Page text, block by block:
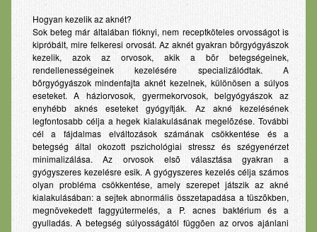
Hogyan kezelik az aknét?
Sok beteg már általában fióknyi, nem receptköteles orvosságot is
kipróbált, mire felkeresi orvosát. Az aknét gyakran bõrgyógyászok
kezelik, azok az orvosok, akik a bõr betegségeinek,
rendellenességeinek kezelésére specializálódtak. A
bõrgyógyászok mindenfajta aknét kezelnek, különösen a súlyos
eseteket. A háziorvosok, gyermekorvosok, belgyógyászok az
enyhébb aknés eseteket gyógyítják. Az akné kezelésének
legfontosabb célja a hegek kialakulásának megelõzése. További
cél a fájdalmas elváltozások számának csökkentése és a
betegség által okozott pszichológiai stressz és szégyenérzet
minimalizálása. Az orvosok elsõ választása gyakran a
gyógyszeres kezelésre esik. A gyógyszeres kezelés célja számos
olyan probléma csökkentése, amely szerepet játszik az akné
kialakulásában: a sejtek abnormális összetapadása a tüszõkben,
megnövekedett faggyútermelés, a P. acnes baktérium és a
gyulladás. A betegség súlyosságától függõen az orvos ajánlani